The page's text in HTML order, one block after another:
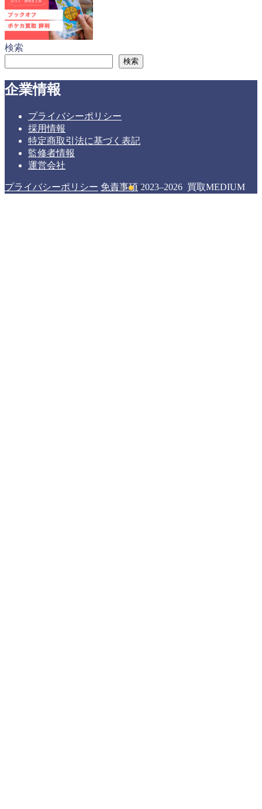
検索
検索
企業情報
プライバシーポリシー
採用情報
特定商取引法に基づく表記
監修者情報
運営会社
プライバシーポリシー 免責事項 2023–2026 買取MEDIUM